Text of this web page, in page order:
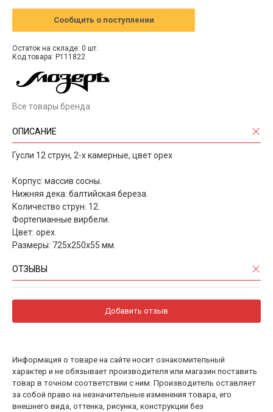
Сообщить о поступлении
Остаток на складе: 0 шт.
Код товара: P111822
Все товары бренда
ОПИСАНИЕ
Гусли 12 струн, 2-х камерные, цвет орех
Корпус: массив сосны.
Нижняя дека: балтийская береза.
Количество струн: 12.
Фортепианные вирбели.
Цвет: орех.
Размеры: 725х250х55 мм.
ОТЗЫВЫ
Добавить отзыв
Информация о товаре на сайте носит ознакомительный
характер и не обязывает производителя или магазин поставить
товар в точном соответствии с ним. Производитель оставляет
за собой право на незначительные изменения товара, его
внешнего вида, оттенка, рисунка, конструкции без